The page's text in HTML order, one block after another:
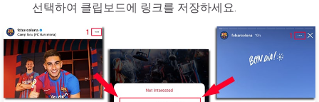
선택하여 클립보드에 링크를 저장하세요.